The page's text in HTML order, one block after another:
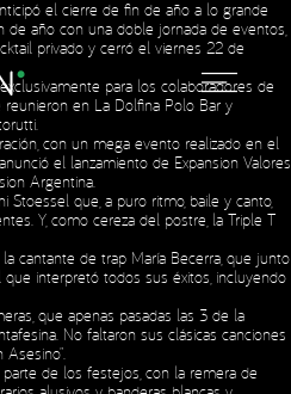
el cierre de fin de año a lo grande
año con una doble jornada de eventos,
privado y cerró el viernes 22 de
para los colaboradores de
en La Dolfina Polo Bar y
con un mega evento realizado en el
el lanzamiento de Expansion Valores
Argentina.
que, a puro ritmo, baile y canto,
Y, como cereza del postre, la Triple T
cantante de trap María Becerra, que junto
interpretó todos sus éxitos, incluyendo
que apenas pasadas las 3 de la
No faltaron sus clásicas canciones
Asesino”.
de los festejos, con la remera de